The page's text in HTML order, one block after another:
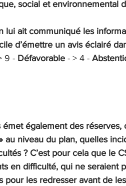
social et environnemental
lui ait communiqué les
d’émettre un avis éclairé
9 - Défavorable - > 4 -
également des réserves,
au niveau du plan, quelles
? C’est pour cela que le
en difficulté, qui ne seraient
pour les redresser avant de